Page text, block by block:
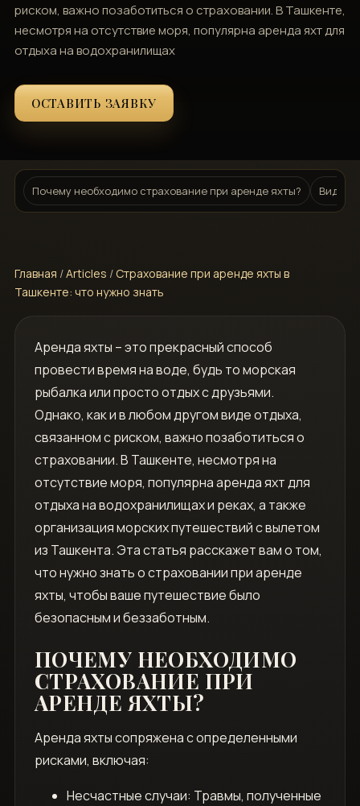
риском, важно позаботиться о страховании. В Ташкенте,
несмотря на отсутствие моря, популярна аренда яхт для
отдыха на водохранилищах
ОСТАВИТЬ ЗАЯВКУ
Почему необходимо страхование при аренде яхты? Виды
Главная /Articles / Страхование при аренде яхты в
Ташкенте: что нужно знать
Аренда яхты – это прекрасный способ
провести время на воде, будь то морская
рыбалка или просто отдых с друзьями.
Однако, как и в любом другом виде отдыха,
связанном с риском, важно позаботиться о
страховании. В Ташкенте, несмотря на
отсутствие моря, популярна аренда яхт для
отдыха на водохранилищах и реках, а также
организация морских путешествий с вылетом
из Ташкента. Эта статья расскажет вам о том,
что нужно знать о страховании при аренде
яхты, чтобы ваше путешествие было
безопасным и беззаботным.
ПОЧЕМУ НЕОБХОДИМО
СТРАХОВАНИЕ ПРИ
АРЕНДЕ ЯХТЫ?
Аренда яхты сопряжена с определенными
рисками, включая:
Несчастные случаи: Травмы, полученные